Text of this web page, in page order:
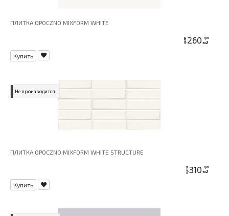
ПЛИТКА OPOCZNO MIXFORM WHITE
цена 260 грн
м2
Купить
Не производится
ПЛИТКА OPOCZNO MIXFORM WHITE STRUCTURE
цена310 грн
м2
Купить